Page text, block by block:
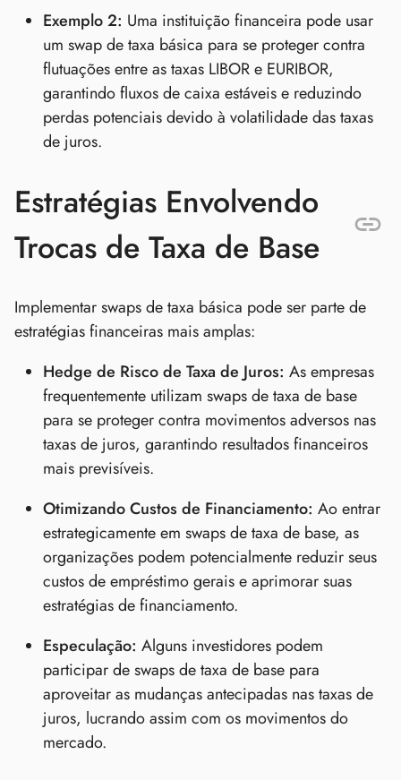
Exemplo 2: Uma instituição financeira pode usar
um swap de taxa básica para se proteger contra
flutuações entre as taxas LIBOR e EURIBOR,
garantindo fluxos de caixa estáveis e reduzindo
perdas potenciais devido à volatilidade das taxas
de juros.
Estratégias Envolvendo
Trocas de Taxa de Base
Implementar swaps de taxa básica pode ser parte de
estratégias financeiras mais amplas:
Hedge de Risco de Taxa de Juros: As empresas
frequentemente utilizam swaps de taxa de base
para se proteger contra movimentos adversos nas
taxas de juros, garantindo resultados financeiros
mais previsíveis.
Otimizando Custos de Financiamento: Ao entrar
estrategicamente em swaps de taxa de base, as
organizações podem potencialmente reduzir seus
custos de empréstimo gerais e aprimorar suas
estratégias de financiamento.
Especulação: Alguns investidores podem
participar de swaps de taxa de base para
aproveitar as mudanças antecipadas nas taxas de
juros, lucrando assim com os movimentos do
mercado.